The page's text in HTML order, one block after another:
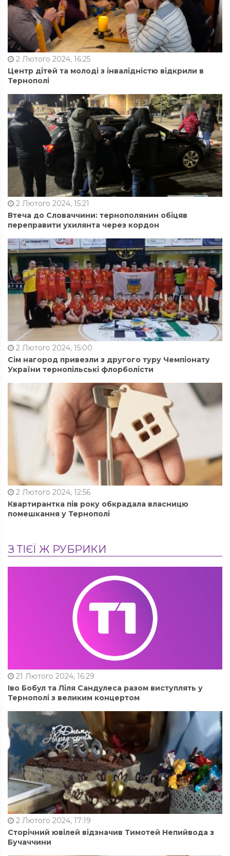
2 Лютого 2024, 16:25
Центр дітей та молоді з інвалідністю відкрили в
Тернополі
2 Лютого 2024, 15:21
Втеча до Словаччини: тернополянин обіцяв
переправити ухилянта через кордон
2 Лютого 2024, 15:00
Сім нагород привезли з другого туру Чемпіонату
України тернопільські флорболісти
2 Лютого 2024, 12:56
Квартирантка пів року обкрадала власницю
помешкання у Тернополі
З ТІЄЇ Ж РУБРИКИ
21 Лютого 2024, 16:29
Іво Бобул та Ліля Сандулеса разом виступлять у
Тернополі з великим концертом
2 Лютого 2024, 17:19
Сторічний ювілей відзначив Тимотей Непийвода з
Бучаччини